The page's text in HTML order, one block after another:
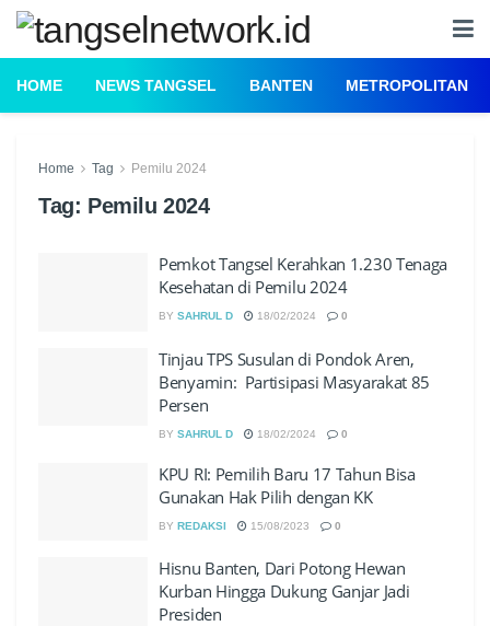
HOME NEWS TANGSEL BANTEN METROPOLITAN
Home Tag Pemilu 2024
Tag: Pemilu 2024
Pemkot Tangsel Kerahkan 1.230 Tenaga
Kesehatan di Pemilu 2024
BY SAHRUL D 18/02/2024 0
Tinjau TPS Susulan di Pondok Aren,
Benyamin: Partisipasi Masyarakat 85
Persen
BY SAHRUL D 18/02/2024 0
KPU RI: Pemilih Baru 17 Tahun Bisa
Gunakan Hak Pilih dengan KK
BY REDAKSI 15/08/2023 0
Hisnu Banten, Dari Potong Hewan
Kurban Hingga Dukung Ganjar Jadi
Presiden